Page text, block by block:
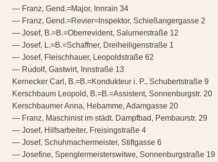
— Franz, Gend.=Major, Innrain 34
— Franz, Gend.=Revier=Inspektor, Schießangergasse 2
— Josef, B.=B.=Oberrevident, Salurnerstraße 12
— Josef, L.=B.=Schaffner, Dreiheiligenstraße 1
— Josef, Fleischhauer, Leopoldstraße 62
— Rudolf, Gastwirt, Innstraße 13
Kernecker Carl, B.=B.=Kondukteur i. P., Schubertstraße 9
Kerschbaum Leopold, B.=B.=Assistent, Sonnenburgstr. 20
Kerschbaumer Anna, Hebamme, Adamgasse 20
— Franz, Maschinist im städt. Dampfbad, Pembaurstr. 29
— Josef, Hilfsarbeiter, Freisingstraße 4
— Josef, Schuhmachermeister, Stiftgasse 6
— Josefine, Spenglermeisterswitwe, Sonnenburgstraße 19